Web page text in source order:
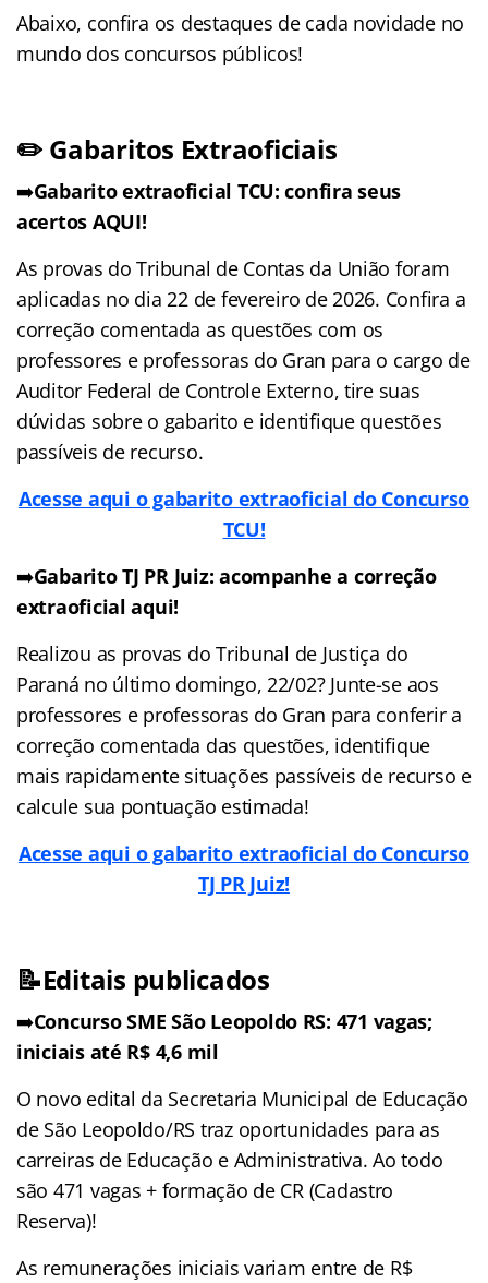
Abaixo, confira os destaques de cada novidade no
mundo dos concursos públicos!
✏️ Gabaritos Extraoficiais
➡️Gabarito extraoficial TCU: confira seus
acertos AQUI!
As provas do Tribunal de Contas da União foram
aplicadas no dia 22 de fevereiro de 2026. Confira a
correção comentada as questões com os
professores e professoras do Gran para o cargo de
Auditor Federal de Controle Externo, tire suas
dúvidas sobre o gabarito e identifique questões
passíveis de recurso.
Acesse aqui o gabarito extraoficial do Concurso
TCU!
➡️Gabarito TJ PR Juiz: acompanhe a correção
extraoficial aqui!
Realizou as provas do Tribunal de Justiça do
Paraná no último domingo, 22/02? Junte-se aos
professores e professoras do Gran para conferir a
correção comentada das questões, identifique
mais rapidamente situações passíveis de recurso e
calcule sua pontuação estimada!
Acesse aqui o gabarito extraoficial do Concurso
TJ PR Juiz!
📝Editais publicados
➡️Concurso SME São Leopoldo RS: 471 vagas;
iniciais até R$ 4,6 mil
O novo edital da Secretaria Municipal de Educação
de São Leopoldo/RS traz oportunidades para as
carreiras de Educação e Administrativa. Ao todo
são 471 vagas + formação de CR (Cadastro
Reserva)!
As remunerações iniciais variam entre de R$